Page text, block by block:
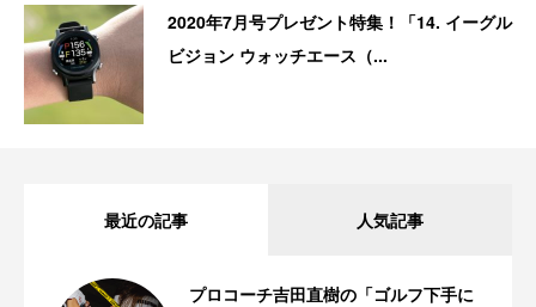
2020年7月号プレゼント特集！「14. イーグル
ビジョン ウォッチエース（...
最近の記事 人気記事
プロコーチ吉田直樹の「ゴルフ下手に